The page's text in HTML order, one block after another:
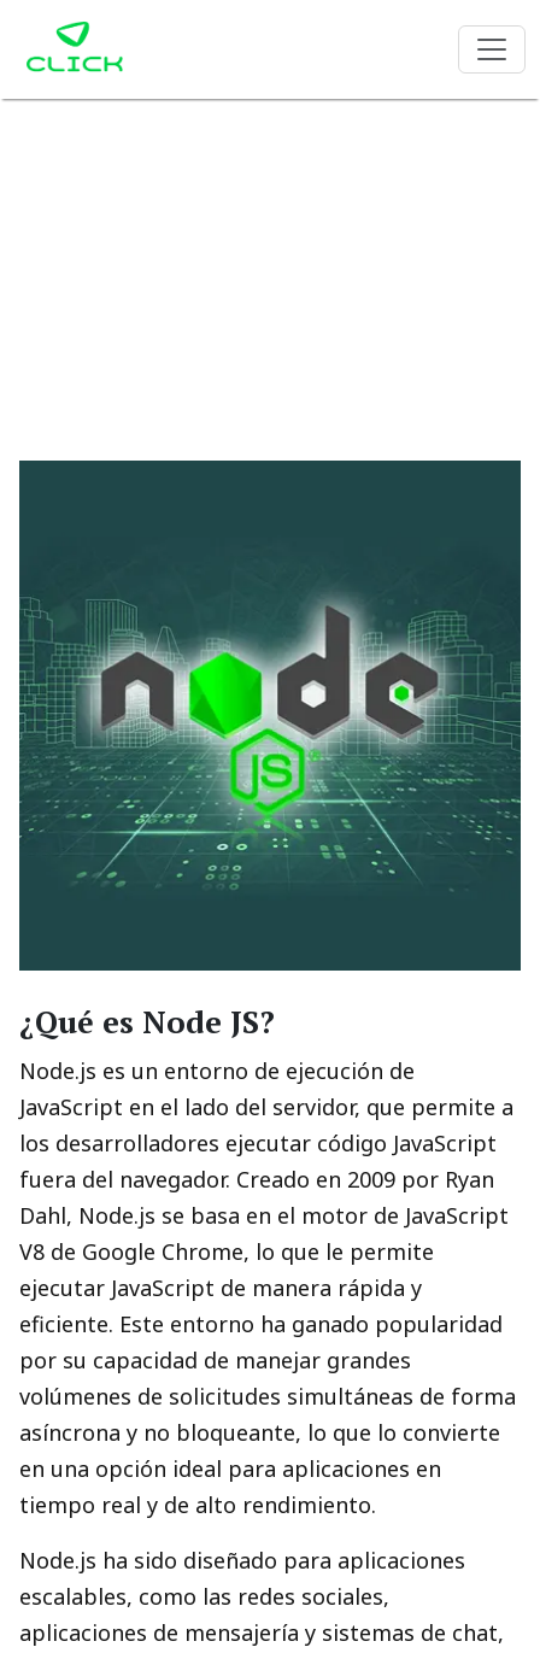
¿Qué es Node JS?
Node.js es un entorno de ejecución de
JavaScript en el lado del servidor, que permite a
los desarrolladores ejecutar código JavaScript
fuera del navegador. Creado en 2009 por Ryan
Dahl, Node.js se basa en el motor de JavaScript
V8 de Google Chrome, lo que le permite
ejecutar JavaScript de manera rápida y
eficiente. Este entorno ha ganado popularidad
por su capacidad de manejar grandes
volúmenes de solicitudes simultáneas de forma
asíncrona y no bloqueante, lo que lo convierte
en una opción ideal para aplicaciones en
tiempo real y de alto rendimiento.
Node.js ha sido diseñado para aplicaciones
escalables, como las redes sociales,
aplicaciones de mensajería y sistemas de chat,